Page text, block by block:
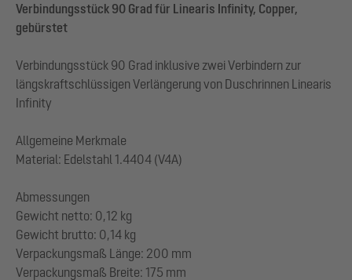
Verbindungsstück 90 Grad für Linearis Infinity, Copper,
gebürstet
Verbindungsstück 90 Grad inklusive zwei Verbindern zur
längskraftschlüssigen Verlängerung von Duschrinnen Linearis
Infinity
Allgemeine Merkmale
Material: Edelstahl 1.4404 (V4A)
Abmessungen
Gewicht netto: 0,12 kg
Gewicht brutto: 0,14 kg
Verpackungsmaß Länge: 200 mm
Verpackungsmaß Breite: 175 mm